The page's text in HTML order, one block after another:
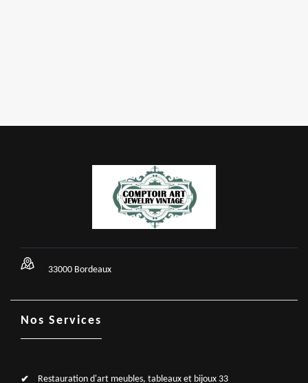
33000 Bordeaux
Nos Services
Restauration d'art meubles, tableaux et bijoux 33